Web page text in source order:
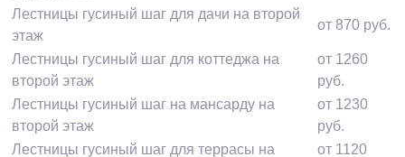
Лестницы гусиный шаг для дачи на второй
этаж
от 870 руб.
Лестницы гусиный шаг для коттеджа на
второй этаж
от 1260
руб.
Лестницы гусиный шаг на мансарду на
второй этаж
от 1230
руб.
Лестницы гусиный шаг для террасы на
от 1120